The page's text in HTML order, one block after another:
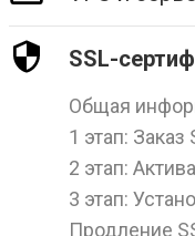
SSL-
Общая
1 этап: Заказ
2 этап:
3 этап:
Продление